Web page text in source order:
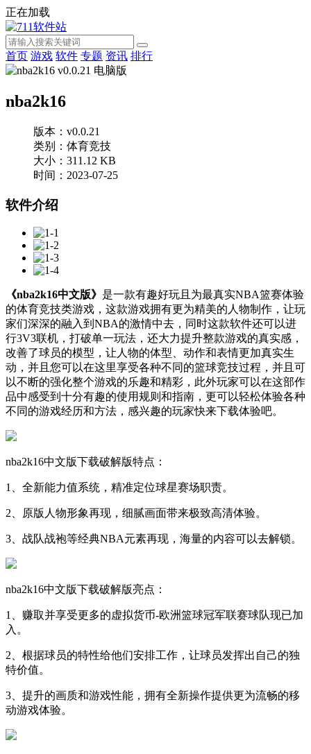
正在加载
首页 游戏 软件 专题 资讯 排行
nba2k16
版本：v0.0.21
类别：体育竞技
大小：311.12 KB
时间：2023-07-25
软件介绍
《nba2k16中文版》 是一款有趣好玩且为最真实NBA篮赛体验
的体育竞技类游戏，这款游戏拥有更为精美的人物制作，让玩
家们深深的融入到NBA的激情中去，同时这款软件还可以进
行3V3联机，打破单一玩法，还大力提升整款游戏的真实感，
改善了球员的模型，让人物的体型、动作和表情更加真实生
动，并且您可以在这里享受各种不同的篮球竞技过程，并且可
以不断的强化整个游戏的乐趣和精彩，此外玩家可以在这部作
品中感受到十分有趣的使用规则和指南，更可以轻松体验各种
不同的游戏经历和方法，感兴趣的玩家快来下载体验吧。
nba2k16中文版下载破解版特点：
1、全新能力值系统，精准定位球星赛场职责。
2、原版人物形象再现，细腻画面带来极致高清体验。
3、战队战袍等经典NBA元素再现，海量的内容可以去解锁。
nba2k16中文版下载破解版亮点：
1、赚取并享受更多的虚拟货币-欧洲篮球冠军联赛球队现已加
入。
2、根据球员的特性给他们安排工作，让球员发挥出自己的独
特价值。
3、提升的画质和游戏性能，拥有全新操作提供更为流畅的移
动游戏体验。